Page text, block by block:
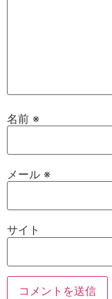
名前 ※
メール ※
サイト